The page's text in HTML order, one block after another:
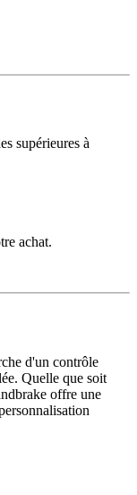
supérieures à
achat.
d'un contrôle
Quelle que soit
offre une